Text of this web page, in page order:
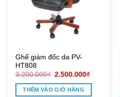
Ghế giám đốc da PV-
HT808
3.200.000₫ Giá
là:
3.200.000₫.
2.500.000₫Giá
THÊM VÀO GIỎ HÀNG